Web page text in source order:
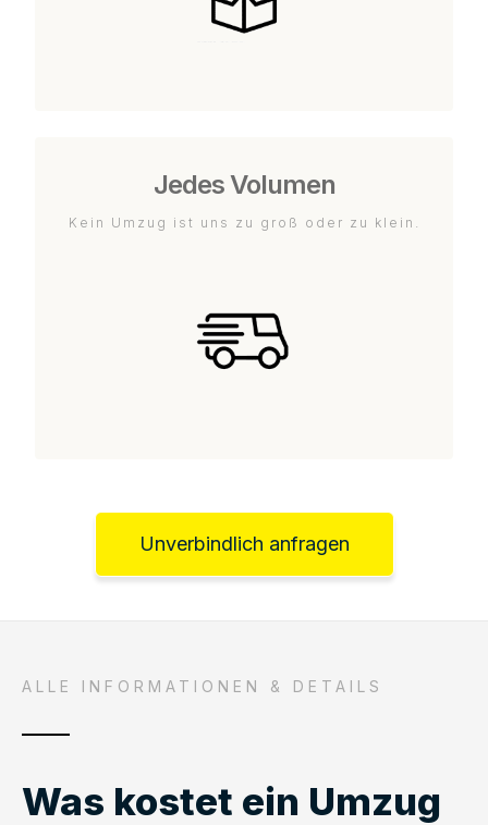
Jedes Volumen
Kein Umzug ist uns zu groß oder zu klein.
Unverbindlich anfragen
ALLE INFORMATIONEN & DETAILS
Was kostet ein Umzug